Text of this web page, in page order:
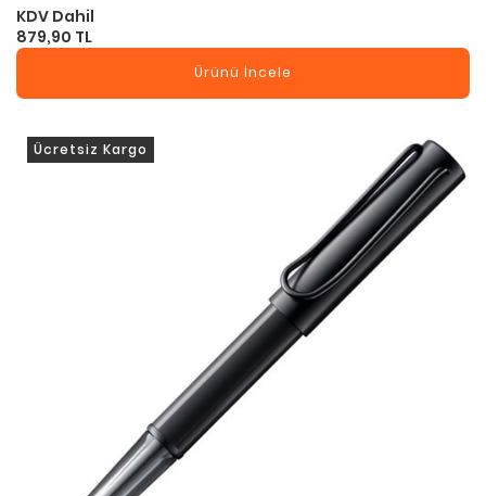
KDV Dahil
879,90 TL
Ürünü İncele
Ücretsiz Kargo